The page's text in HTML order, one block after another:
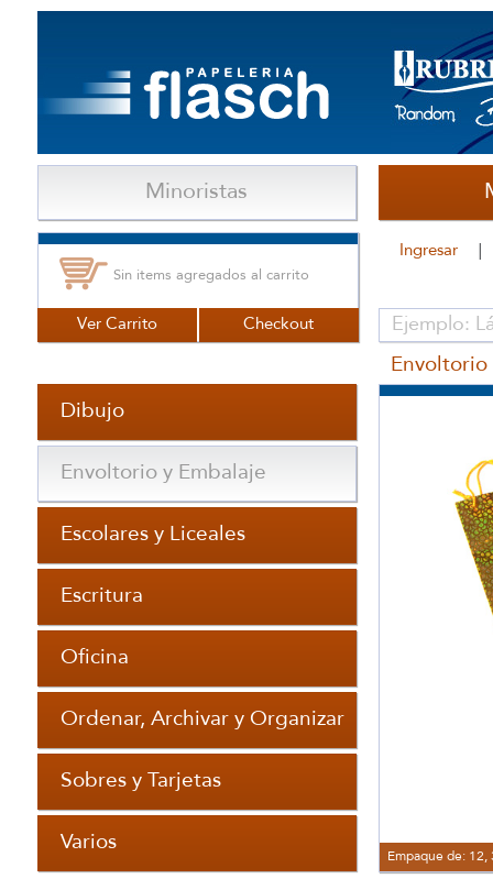
Minoristas
Sin items agregados al carrito
Ver Carrito Checkout
Dibujo
Envoltorio y Embalaje
Escolares y Liceales
Escritura
Oficina
Ordenar, Archivar y Organizar
Sobres y Tarjetas
Varios
Ingresar
Envoltorio
Empaque de: 12,